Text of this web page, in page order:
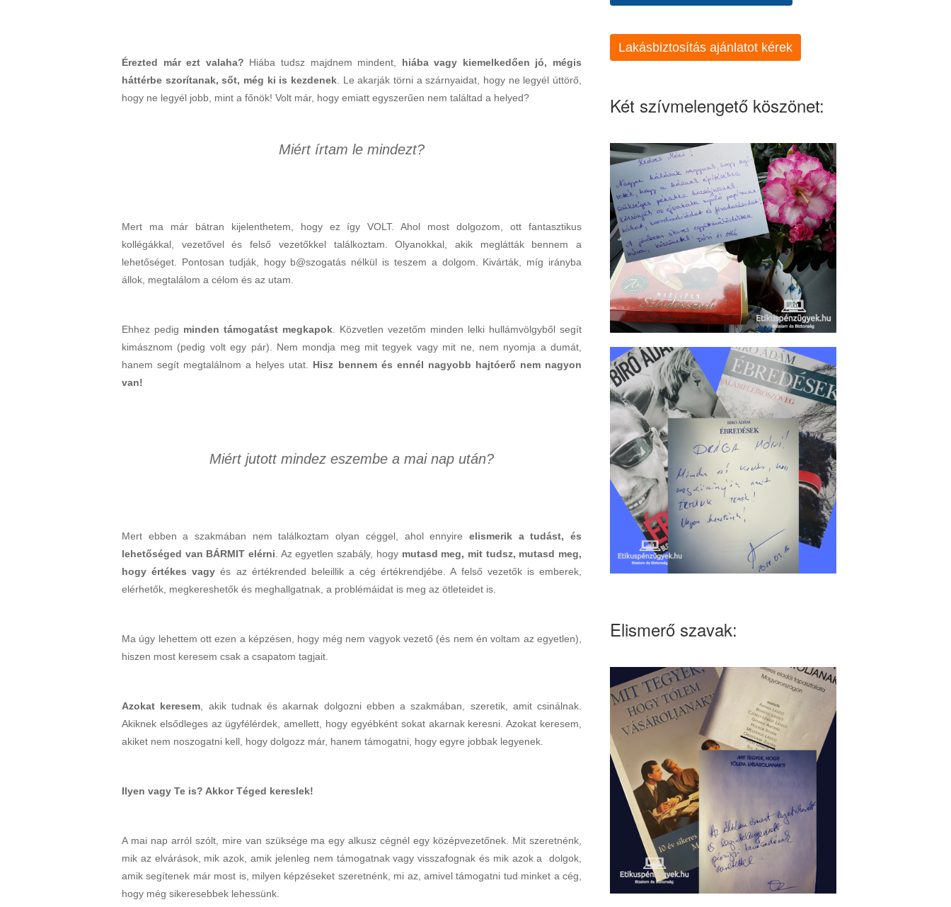
Érezted már ezt valaha? Hiába tudsz majdnem mindent, hiába vagy kiemelkedően jó, mégis
háttérbe szorítanak, sőt, még ki is kezdenek. Le akarják törni a szárnyaidat, hogy ne legyél úttörő,
hogy ne legyél jobb, mint a főnök! Volt már, hogy emiatt egyszerűen nem találtad a helyed?
Miért írtam le mindezt?
Mert ma már bátran kijelenthetem, hogy ez így VOLT. Ahol most dolgozom, ott fantasztikus
kollégákkal, vezetővel és felső vezetőkkel találkoztam. Olyanokkal, akik meglátták bennem a
lehetőséget. Pontosan tudják, hogy b@szogatás nélkül is teszem a dolgom. Kivárták, míg irányba
állok, megtalálom a célom és az utam.
Ehhez pedig minden támogatást megkapok. Közvetlen vezetőm minden lelki hullámvölgyből segít
kimásznom (pedig volt egy pár). Nem mondja meg mit tegyek vagy mit ne, nem nyomja a dumát,
hanem segít megtalálnom a helyes utat. Hisz bennem és ennél nagyobb hajtóerő nem nagyon
van!
Miért jutott mindez eszembe a mai nap után?
Mert ebben a szakmában nem találkoztam olyan céggel, ahol ennyire elismerik a tudást, és
lehetőséged van BÁRMIT elérni. Az egyetlen szabály, hogy mutasd meg, mit tudsz, mutasd meg,
hogy értékes vagy és az értékrended beleillik a cég értékrendjébe. A felső vezetők is emberek,
elérhetők, megkereshetők és meghallgatnak, a problémáidat is meg az ötleteidet is.
Ma úgy lehettem ott ezen a képzésen, hogy még nem vagyok vezető (és nem én voltam az egyetlen),
hiszen most keresem csak a csapatom tagjait.
Azokat keresem, akik tudnak és akarnak dolgozni ebben a szakmában, szeretik, amit csinálnak.
Akiknek elsődleges az ügyfélérdek, amellett, hogy egyébként sokat akarnak keresni. Azokat keresem,
akiket nem noszogatni kell, hogy dolgozz már, hanem támogatni, hogy egyre jobbak legyenek.
Ilyen vagy Te is? Akkor Téged kereslek!
A mai nap arról szólt, mire van szüksége ma egy alkusz cégnél egy középvezetőnek. Mit szeretnénk,
mik az elvárások, mik azok, amik jelenleg nem támogatnak vagy visszafognak és mik azok a dolgok,
amik segítenek már most is, milyen képzéseket szeretnénk, mi az, amivel támogatni tud minket a cég,
hogy még sikeresebbek lehessünk.
Lakásbiztosítás ajánlatot kérek
Két szívmelengető köszönet:
Elismerő szavak: